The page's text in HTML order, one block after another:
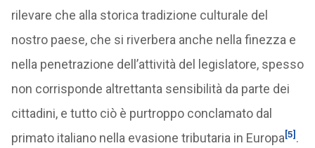
rilevare che alla storica tradizione culturale del
nostro paese, che si riverbera anche nella finezza e
nella penetrazione dell’attività del legislatore, spesso
non corrisponde altrettanta sensibilità da parte dei
cittadini, e tutto ciò è purtroppo conclamato dal
primato italiano nella evasione tributaria in Europa[5] .